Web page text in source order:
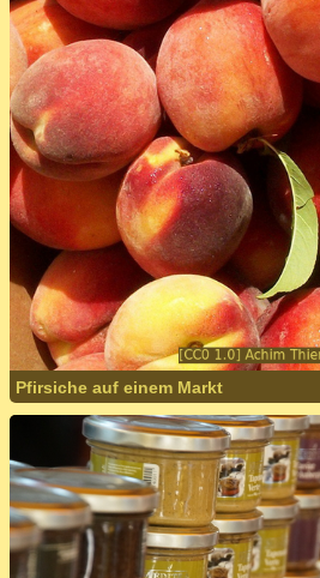
Pfirsiche auf einem Markt